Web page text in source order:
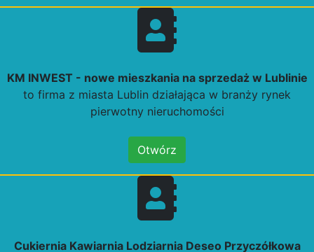
KM INWEST - nowe mieszkania na sprzedaż w Lublinie
to firma z miasta Lublin działająca w branży rynek
pierwotny nieruchomości
Otwórz
Cukiernia Kawiarnia Lodziarnia Deseo Przyczółkowa